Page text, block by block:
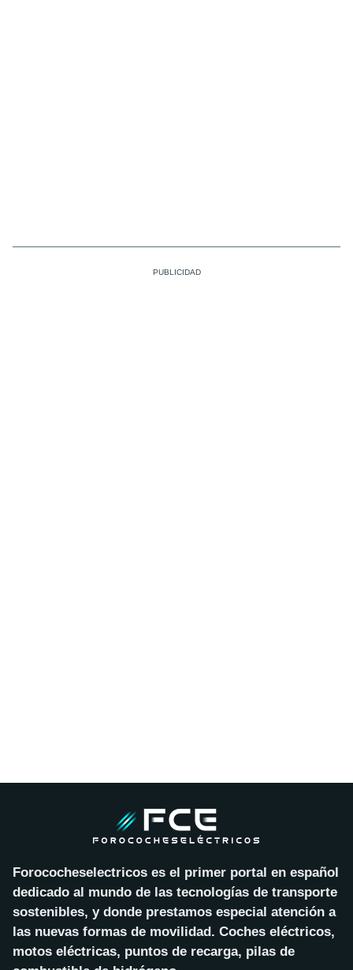
Forococheselectricos es el primer portal en español
dedicado al mundo de las tecnologías de transporte
sostenibles, y donde prestamos especial atención a
las nuevas formas de movilidad. Coches eléctricos,
motos eléctricas, puntos de recarga, pilas de